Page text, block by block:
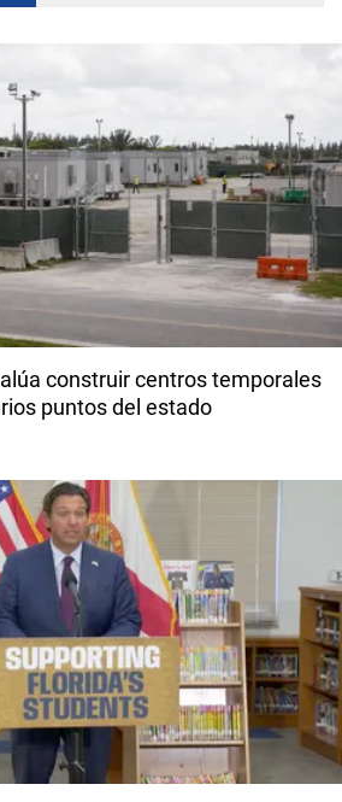
construir centros temporales
puntos del estado